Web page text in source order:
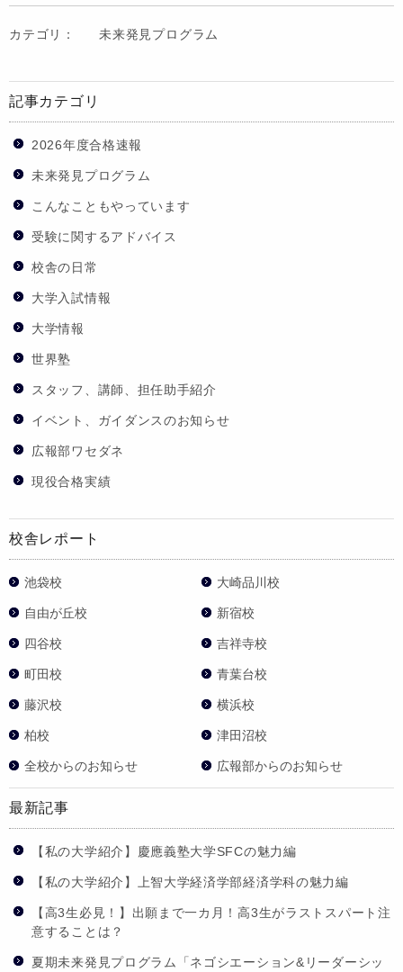
カテゴリ： 未来発見プログラム
記事カテゴリ
2026年度合格速報
未来発見プログラム
こんなこともやっています
受験に関するアドバイス
校舎の日常
大学入試情報
大学情報
世界塾
スタッフ、講師、担任助手紹介
イベント、ガイダンスのお知らせ
広報部ワセダネ
現役合格実績
校舎レポート
池袋校 大崎品川校
自由が丘校 新宿校
四谷校 吉祥寺校
町田校 青葉台校
藤沢校 横浜校
柏校 津田沼校
全校からのお知らせ 広報部からのお知らせ
最新記事
【私の大学紹介】慶應義塾大学SFCの魅力編
【私の大学紹介】上智大学経済学部経済学科の魅力編
【高3生必見！】出願まで一カ月！高3生がラストスパート注
意することは？
夏期未来発見プログラム「ネゴシエーション&リーダーシッ